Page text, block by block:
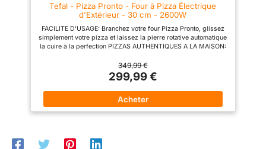
Tefal - Pizza Pronto - Four à Pizza Électrique
d'Extérieur - 30 cm - 2600W
FACILITE D'USAGE: Branchez votre four Pizza Pronto, glissez
simplement votre pizza et laissez la pierre rotative automatique
la cuire à la perfection PIZZAS AUTHENTIQUES A LA MAISON:
délicieuses pizzas comme au restaurant CUISSON ULTRA
RAPIDE: Vos pizzas en moins de 3 minutes pour enchaîner les
cuissons et partager de délicieuses pizza party en famille ou
entre amis DES PIZZAS... ET BIEN PLUS: Les 4 niveaux de
température (de 250 à 400 °C) permettent une grande variété
de recettes : pizzas du monde, foccacias, pitas, pains, tartes,
facilement votre pizza de 30cm de diamètre, et vivre la vraie
349,99 €
299,99 €